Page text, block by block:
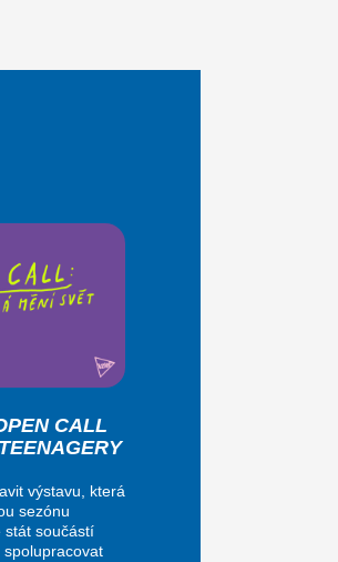
CALL
výstavu, která
sezónu
součástí